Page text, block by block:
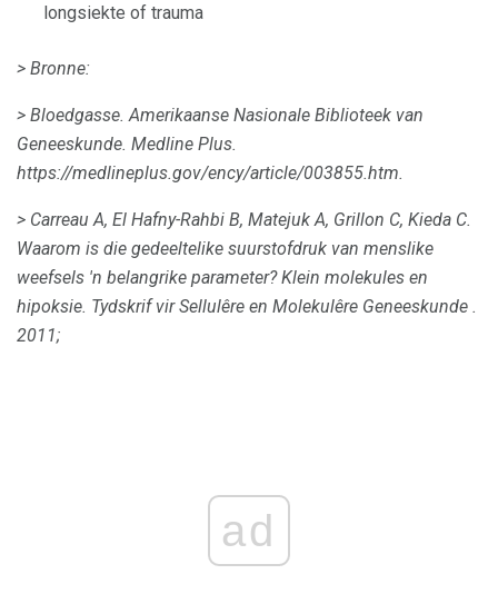
longsiekte of trauma
> Bronne:
> Bloedgasse. Amerikaanse Nasionale Biblioteek van
Geneeskunde. Medline Plus.
https://medlineplus.gov/ency/article/003855.htm.
> Carreau A, El Hafny-Rahbi B, Matejuk A, Grillon C, Kieda C.
Waarom is die gedeeltelike suurstofdruk van menslike
weefsels 'n belangrike parameter? Klein molekules en
hipoksie. Tydskrif vir Sellulêre en Molekulêre Geneeskunde .
2011;
ad